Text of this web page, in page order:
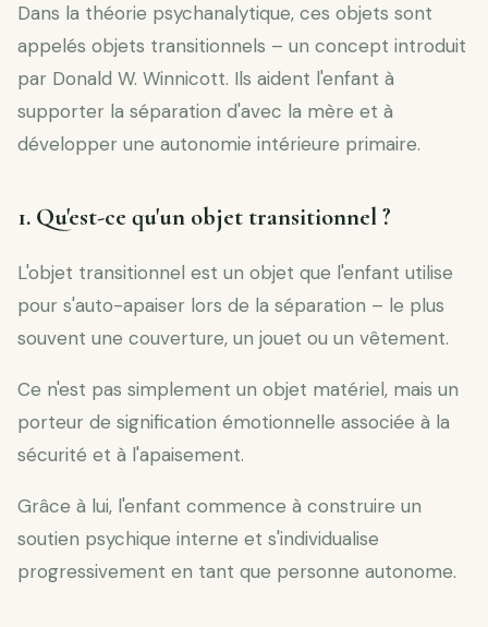
Dans la théorie psychanalytique, ces objets sont
appelés objets transitionnels – un concept introduit
par Donald W. Winnicott. Ils aident l'enfant à
supporter la séparation d'avec la mère et à
développer une autonomie intérieure primaire.
1. Qu'est-ce qu'un objet transitionnel ?
L'objet transitionnel est un objet que l'enfant utilise
pour s'auto-apaiser lors de la séparation – le plus
souvent une couverture, un jouet ou un vêtement.
Ce n'est pas simplement un objet matériel, mais un
porteur de signification émotionnelle associée à la
sécurité et à l'apaisement.
Grâce à lui, l'enfant commence à construire un
soutien psychique interne et s'individualise
progressivement en tant que personne autonome.